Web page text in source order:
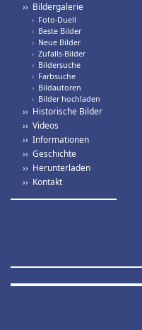
›› Bildergalerie
› Foto-Duell
› Beste Bilder
› Neue Bilder
› Zufalls-Bilder
› Bildersuche
› Farbsuche
› Bildautoren
› Bilder hochladen
›› Historische Bilder
›› Videos
›› Informationen
›› Geschichte
›› Herunterladen
›› Kontakt